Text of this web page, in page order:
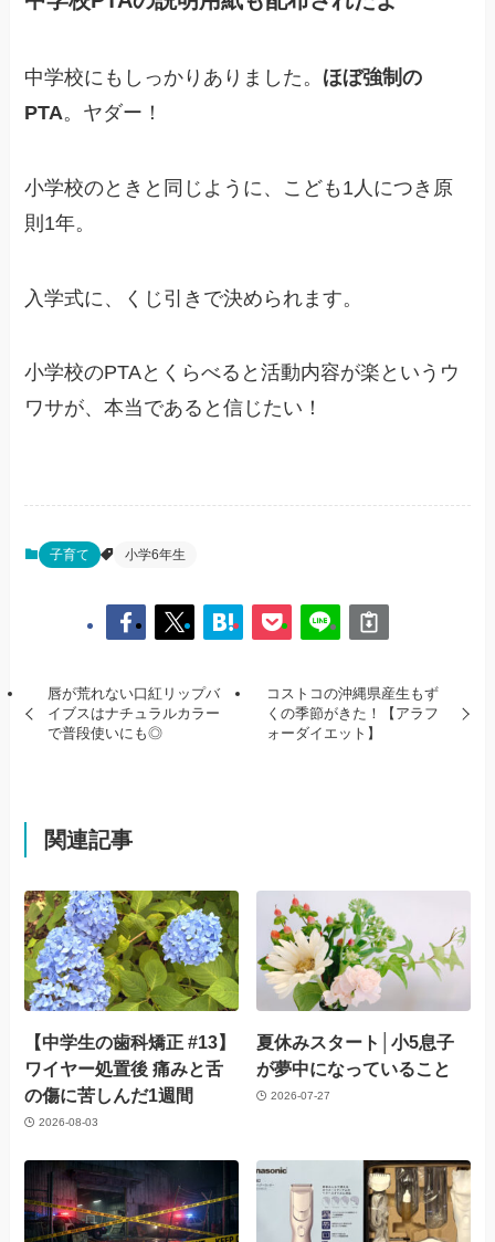
中学校にもしっかりありました。 ほぼ強制の
PTA。ヤダー！
小学校のときと同じように、こども1人につき原
則1年。
入学式に、くじ引きで決められます。
小学校のPTAとくらべると活動内容が楽というウ
ワサが、本当であると信じたい！
子育て 小学6年生
唇が荒れない口紅リップバ
イブスはナチュラルカラー
で普段使いにも◎
コストコの沖縄県産生もず
くの季節がきた！【アラフ
ォーダイエット】
関連記事
【中学生の歯科矯正 #13】
ワイヤー処置後 痛みと舌
の傷に苦しんだ1週間
2026-08-03
夏休みスタート│小5息子
が夢中になっていること
2026-07-27